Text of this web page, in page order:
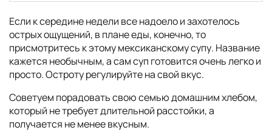
Если к середине недели все надоело и захотелось
острых ощущений, в плане еды, конечно, то
присмотритесь к этому мексиканскому супу. Название
кажется необычным, а сам суп готовится очень легко и
просто. Остроту регулируйте на свой вкус.
Советуем порадовать свою семью домашним хлебом,
который не требует длительной расстойки, а
получается не менее вкусным.